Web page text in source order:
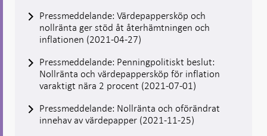
Pressmeddelande: Värdepappersköp och
nollränta ger stöd åt återhämtningen och
inflationen (2021-04-27)
Pressmeddelande: Penningpolitiskt beslut:
Nollränta och värdepappersköp för inflation
varaktigt nära 2 procent (2021-07-01)
Pressmeddelande: Nollränta och oförändrat
innehav av värdepapper (2021-11-25)